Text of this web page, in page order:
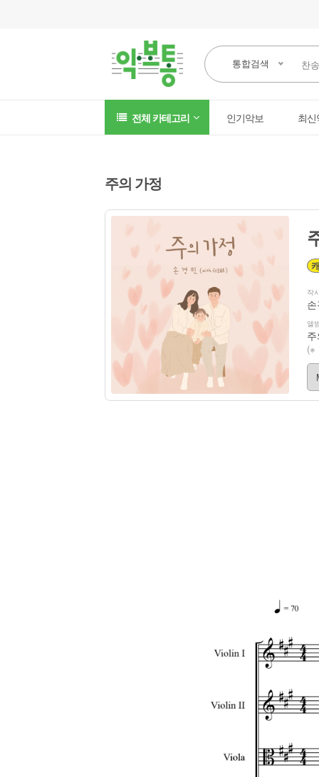
통합검색
전체 카테고리 인기악보 최
주의 가정
작
앨
(※